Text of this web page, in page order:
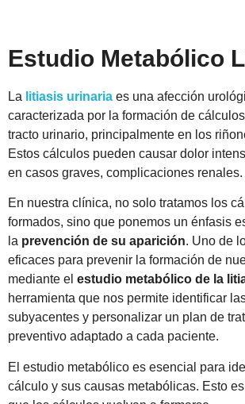
Estudio Metabólico
La litiasis urinaria es una afección
caracterizada por la formación de
tracto urinario, principalmente en los
Estos cálculos pueden causar dolor
en casos graves, complicaciones renales.
En nuestra clínica, no solo tratamos los
formados, sino que ponemos un énfasis
la prevención de su aparición. Uno de
eficaces para prevenir la formación de
mediante el estudio metabólico de la
herramienta que nos permite identificar
subyacentes y personalizar un plan de
preventivo adaptado a cada paciente.
El estudio metabólico es esencial para
cálculo y sus causas metabólicas. Esto